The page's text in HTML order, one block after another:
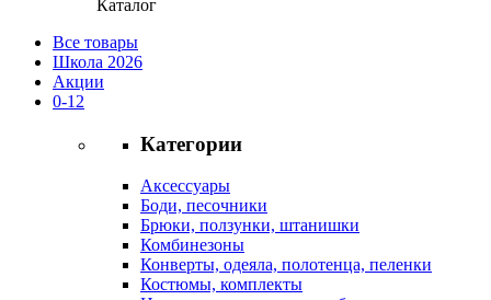
Каталог
Все товары
Школа 2026
Акции
0-12
Категории
Аксессуары
Боди, песочники
Брюки, ползунки, штанишки
Комбинезоны
Конверты, одеяла, полотенца, пеленки
Костюмы, комплекты